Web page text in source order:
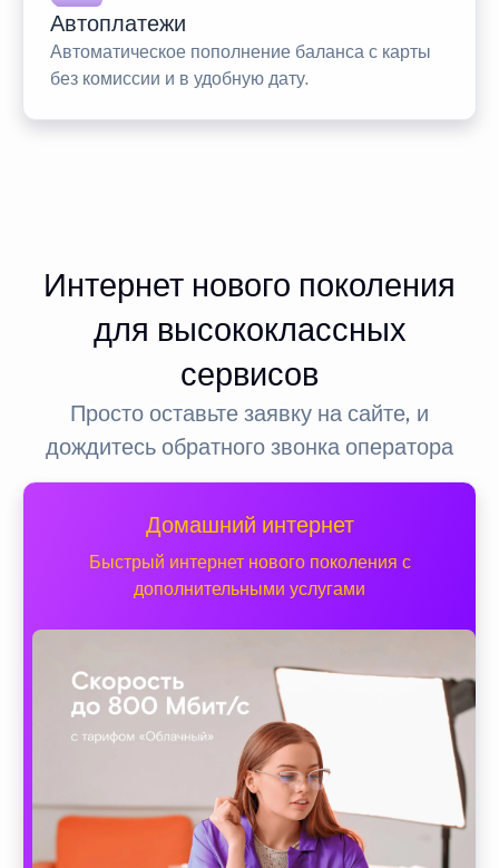
Автоплатежи
Автоматическое пополнение баланса с карты
без комиссии и в удобную дату.
Интернет нового поколения
для высококлассных
сервисов
Просто оставьте заявку на сайте, и
дождитесь обратного звонка оператора
Домашний интернет
Быстрый интернет нового поколения с
дополнительными услугами